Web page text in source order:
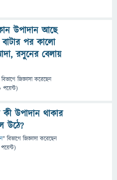
উপাদান আছে
পর কালো
রসুনের বেলায়
জিজ্ঞাসাকরেছেন
পয়েন্ট)
কী উপাদান থাকার
উঠে?
" বিভাগে জিজ্ঞাসাকরেছেন
পয়েন্ট)